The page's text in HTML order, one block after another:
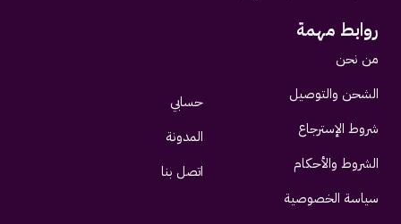
روابط مهمة
من نحن
الشحن والتوصيل
شروط الإسترجاع
الشروط والأحكام
سياسة الخصوصية
حسابي
المدونة
اتصل بنا